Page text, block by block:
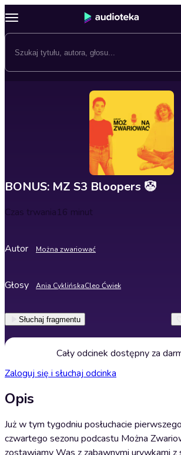
BONUS: MZ S3 Bloopers 🤡
Czas trwania16 minut
Autor Można zwariować
Głosy Ania CyklińskaCleo Ćwiek
Słuchaj fragmentu
Cały odcinek dostępny za
Zaloguj się i słuchaj odcinka
Opis
Już w tym tygodniu posłuchacie
czwartego sezonu podcastu Można